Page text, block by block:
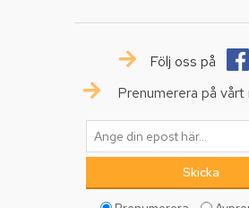
Följ oss på
Prenumerera på